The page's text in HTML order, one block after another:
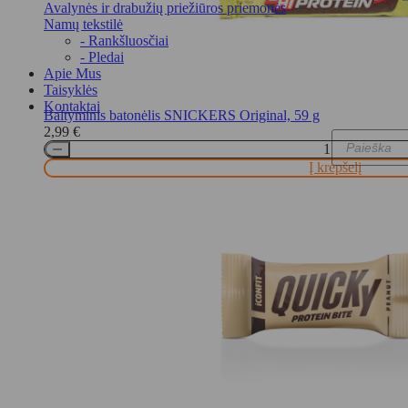
Avalynės ir drabužių priežiūros priemonės
Namų tekstilė
- Rankšluosčiai
- Pledai
Apie Mus
Taisyklės
Kontaktai
Products
search
Baltyminis batonėlis SNICKERS Original, 59 g
2,99 €
Į krepšelį